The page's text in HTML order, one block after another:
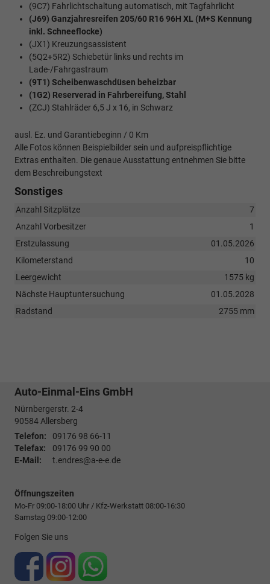
(9C7) Fahrlichtschaltung automatisch, mit Tagfahrlicht
(J69) Ganzjahresreifen 205/60 R16 96H XL (M+S Kennung
inkl. Schneeflocke)
(JX1) Kreuzungsassistent
(5Q2+5R2) Schiebetür links und rechts im
Lade-/Fahrgastraum
(9T1) Scheibenwaschdüsen beheizbar
(1G2) Reserverad in Fahrbereifung, Stahl
(ZCJ) Stahlräder 6,5 J x 16, in Schwarz
ausl. Ez. und Garantiebeginn / 0 Km
Alle Fotos können Beispielbilder sein und aufpreispflichtige
Extras enthalten. Die genaue Ausstattung entnehmen Sie bitte
dem Beschreibungstext
Sonstiges
Anzahl Sitzplätze
7
Anzahl Vorbesitzer
1
Erstzulassung
01.05.2026
Kilometerstand
10
Leergewicht
1575 kg
Nächste Hauptuntersuchung
01.05.2028
Radstand
2755 mm
Auto-Einmal-Eins GmbH
Nürnbergerstr. 2-4
90584Allersberg
Telefon:
09176 98 66-11
Telefax:
09176 99 90 00
E-Mail:
t.endres@a-e-e.de
Öffnungszeiten
Mo-Fr 09:00-18:00 Uhr / Kfz-Werkstatt 08:00-16:30
Samstag 09:00-12:00
Folgen Sie uns